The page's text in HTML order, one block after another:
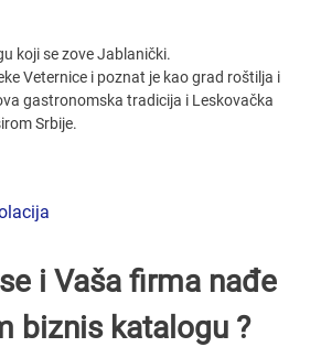
koji se zove Jablanički.
Veternice i poznat je kao grad roštilja i
gastronomska tradicija i Leskovačka
Srbije.
i Vaša firma nađe
biznis katalogu ?